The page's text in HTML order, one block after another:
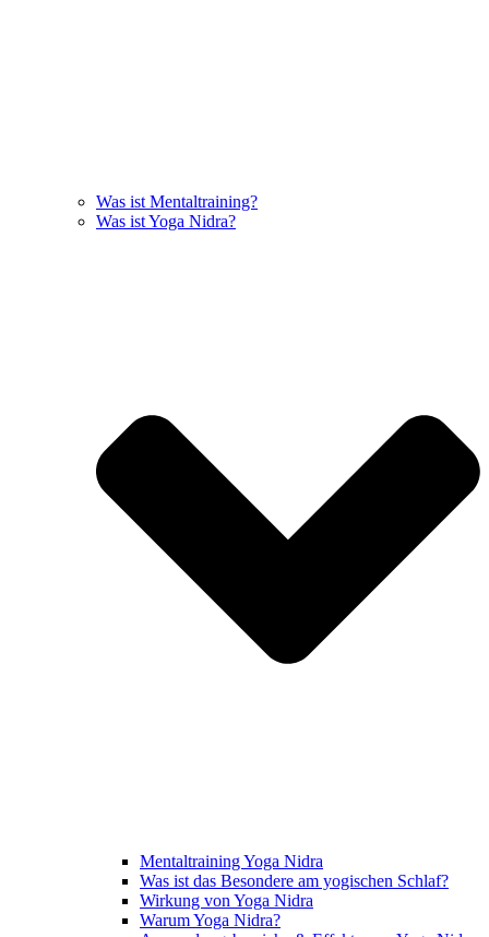
Was ist Mentaltraining?
Was ist Yoga Nidra?
Mentaltraining Yoga Nidra
Was ist das Besondere am yogischen Schlaf?
Wirkung von Yoga Nidra
Warum Yoga Nidra?